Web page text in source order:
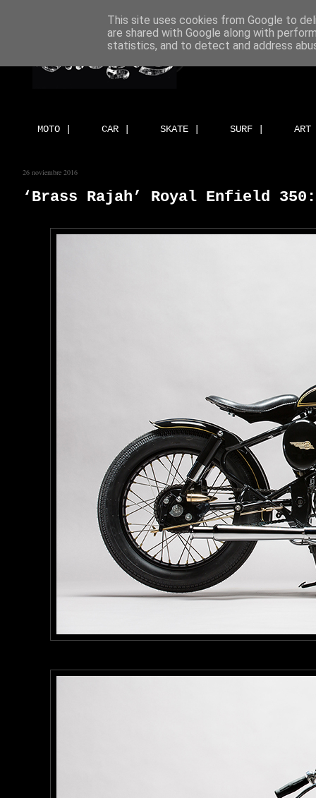
MOTO | CAR | SKATE | SURF |
26 noviembre 2016
‘Brass Rajah’ Royal Enfield
This site uses cookies from Google to
are shared with Google along with
statistics, and to detect and address